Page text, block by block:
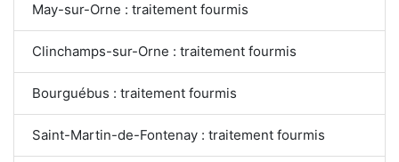
May-sur-Orne : traitement fourmis
Clinchamps-sur-Orne : traitement fourmis
Bourguébus : traitement fourmis
Saint-Martin-de-Fontenay : traitement fourmis